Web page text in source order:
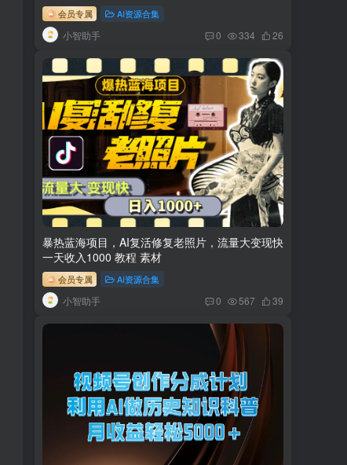
会员专属 AI资源合集
小智助手 0 334 26
暴热蓝海项目，AI复活修复老照片，流量大变现快
一天收入1000 教程 素材
会员专属 AI资源合集
小智助手 0 567 39